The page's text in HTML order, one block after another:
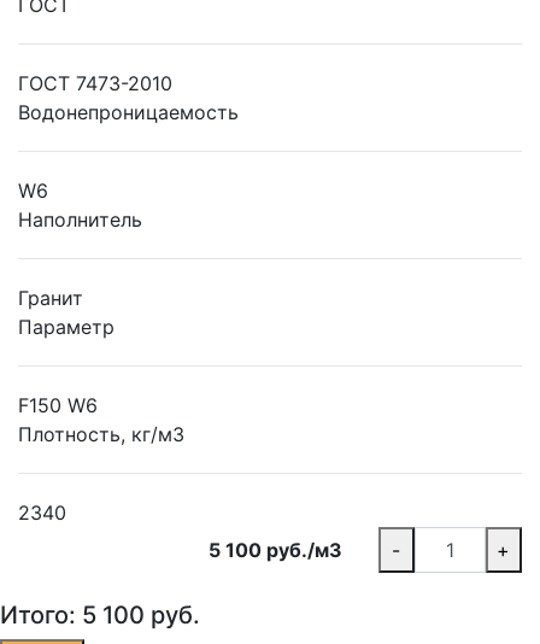
ГОСТ
ГОСТ 7473-2010
Водонепроницаемость
W6
Наполнитель
Гранит
Параметр
F150 W6
Плотность, кг/м3
2340
5 100 руб./м3
- +
Итого: 5 100 руб.